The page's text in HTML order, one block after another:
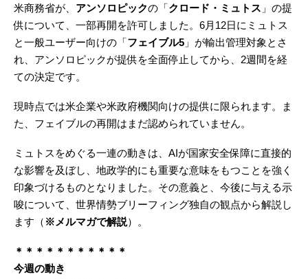
米商務省が、 アンソロピックの「クロード・ミュトス 」の提
供について、一部再開を許可しました。6月12日にミュトス
と一般ユーザー向けの「フェイブル5 」が輸出管理対象とさ
れ、アンソロピックが提供を全面停止してから、2週間を経
ての決定です。
現時点では米企業や米政府機関向けの提供に限られます。ま
た、フェイブルの再開はまだ認められていません。
ミュトスをめぐる一連の動きは、AIが国家安全保障に直接的
な影響を及ぼし、地政学的にも重要な意味をもつことを強く
印象づけるものとなりました。その意義と、今後に与える示
唆について、世界情勢ブリーフィング独自の観点から解説し
ます（ ※メルマガで解説）。
＊＊＊＊＊＊＊＊＊＊＊
今週の動き